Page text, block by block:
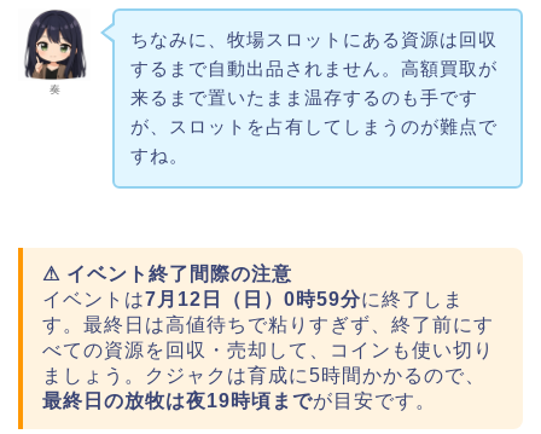
奏
ちなみに、牧場スロットにある資源は回収
するまで自動出品されません。高額買取が
来るまで置いたまま温存するのも手です
が、スロットを占有してしまうのが難点で
すね。
⚠ イベント終了間際の注意
イベントは7月12日（日）0時59分に終了しま
す。最終日は高値待ちで粘りすぎず、終了前にす
べての資源を回収・売却して、コインも使い切り
ましょう。クジャクは育成に5時間かかるので、
最終日の放牧は夜19時頃までが目安です。